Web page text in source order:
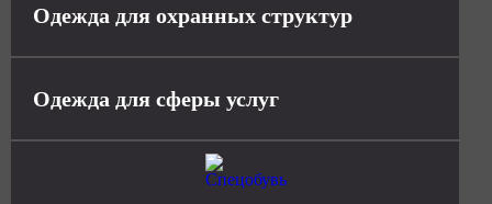
Одежда для охранных структур
Одежда для сферы услуг